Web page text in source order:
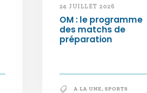
24 JUILLET 2026
OM : le programme
des matchs de
préparation
A LA UNE, SPORTS